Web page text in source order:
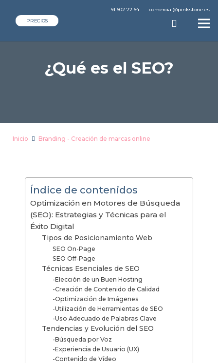
PRECIOS
91 602 72 64 comercial@pinkstone.es
¿Qué es el SEO?
Inicio Branding - Creación de marcas online
Índice de contenidos
Optimización en Motores de Búsqueda
(SEO): Estrategias y Técnicas para el
Éxito Digital
Tipos de Posicionamiento Web
SEO On-Page
SEO Off-Page
Técnicas Esenciales de SEO
-Elección de un Buen Hosting
-Creación de Contenido de Calidad
-Optimización de Imágenes
-Utilización de Herramientas de SEO
-Uso Adecuado de Palabras Clave
Tendencias y Evolución del SEO
-Búsqueda por Voz
-Experiencia de Usuario (UX)
-Contenido de Vídeo